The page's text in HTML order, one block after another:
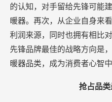
的认知，对手留给先锋可能
暖器。再次，从企业自身来
利润来源，同时也拥有相比
先锋品牌最佳的战略方向是
暖器品类，成为消费者心智
抢占品类